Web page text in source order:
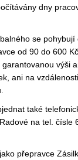
dny
se
od 90 do 600
výši
ani na
také
na tel. čísle
přepravce